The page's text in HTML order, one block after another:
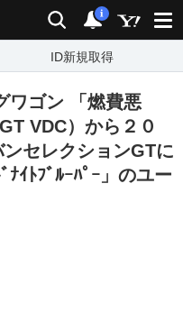
検索 通知
i
ID新規取得
ワゴン 「燃費悪
VDC）から２０
セレクションGTに
ｲﾄﾌﾞﾙｰﾊﾟｰ」のユー